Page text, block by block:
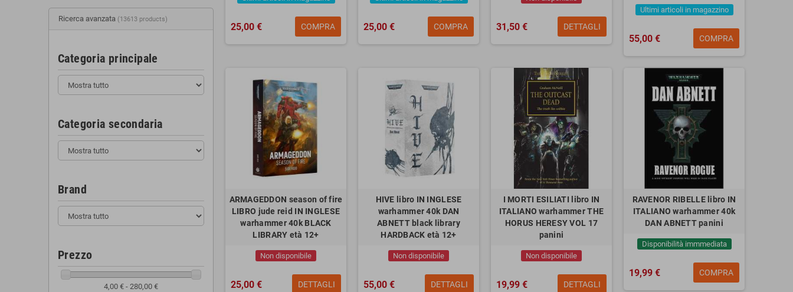
Ricerca avanzata (13613 products)
Categoria principale
Categoria secondaria
Brand
Prezzo
4,00 € - 280,00 €
25,00 € COMPRA 25,00 € COMPRA 31,50 € DETTAGLI
Ultimi articoli in magazzino
55,00 € COMPRA
ARMAGEDDON season of fire
LIBRO jude reid IN INGLESE
warhammer 40k BLACK
LIBRARY età 12+
Non disponibile
25,00 € DETTAGLI
HIVE libro IN INGLESE
warhammer 40k DAN
ABNETT black library
HARDBACK età 12+
Non disponibile
55,00 € DETTAGLI
I MORTI ESILIATI libro IN
ITALIANO warhammer THE
HORUS HERESY VOL 17
panini
Non disponibile
19,99 € DETTAGLI
RAVENOR RIBELLE libro IN
ITALIANO warhammer 40k
DAN ABNETT panini
Disponibilità immmediata
19,99 € COMPRA